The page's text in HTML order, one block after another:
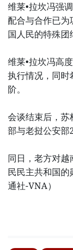
维莱•拉坎冯强
配合与合作已为
国人民的特殊团
维莱•拉坎冯高
执行情况，同时
阶。
会谈结束后，苏
部与老挝公安部
同日，老方对越
民民主共和国
通社-VNA）